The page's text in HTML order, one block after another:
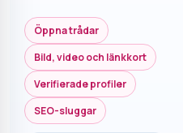
Öppna trådar
Bild, video och länkkort
Verifierade profiler
SEO-sluggar